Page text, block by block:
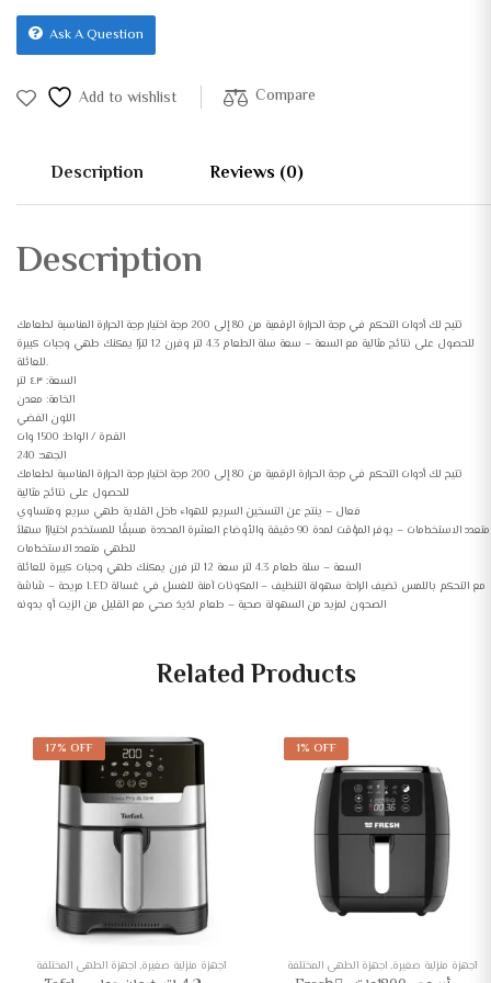
Ask A Question
Add to wishlist Compare
Description Reviews (0)
Description
تتيح لك أدوات التحكم في درجة الحرارة الرقمية من 80 إلى 200 درجة اختيار درجة الحرارة المناسبة لطعامك
للحصول على نتائج مثالية مع السعة – سعة سلة الطعام 4.3 لتر وفرن 12 لترًا يمكنك طهي وجبات كبيرة
للعائلة.
السعة: ٤.٣ لتر
الخامة: معدن
اللون الفضي
القدرة / الواط: 1500 وات
الجهد: 240
تتيح لك أدوات التحكم في درجة الحرارة الرقمية من 80 إلى 200 درجة اختيار درجة الحرارة المناسبة لطعامك
للحصول على نتائج مثالية
فعال – ينتج عن التسخين السريع للهواء داخل القلاية طهي سريع ومتساوي
متعدد الاستخدامات – يوفر المؤقت لمدة 90 دقيقة والأوضاع العشرة المحددة مسبقًا للمستخدم اختيارًا سهلاً
للطهي متعدد الاستخدامات
السعة – سلة طعام 4.3 لتر سعة 12 لتر فرن يمكنك طهي وجبات كبيرة للعائلة
مريحة – شاشة LED مع التحكم باللمس تضيف الراحة سهولة التنظيف – المكونات آمنة للغسل في غسالة
الصحون لمزيد من السهولة صحية – طعام لذيذ صحي مع القليل من الزيت أو بدونه
Related Products
17% OFF
أجهزة منزلية صغيرة, اجهزة الطهي المختلفة
1% OFF
أجهزة منزلية صغيرة, اجهزة الطهي المختلفة